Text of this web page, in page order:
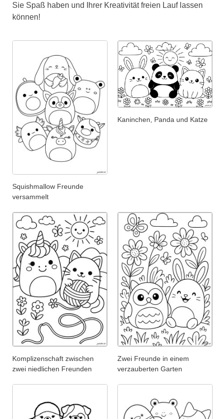
Sie Spaß haben und Ihrer Kreativität freien Lauf lassen
können!
Squishmallow Freunde
versammelt
Kaninchen, Panda und Katze
Komplizenschaft zwischen
zwei niedlichen Freunden
Zwei Freunde in einem
verzauberten Garten